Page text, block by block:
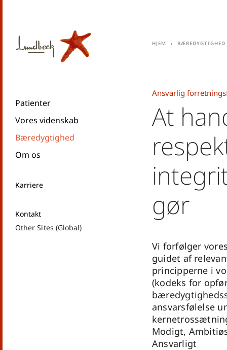
Patienter
Vores videnskab
Bæredygtighed
Om os
Karriere
Kontakt
Other Sites (Global)
Hjem Bæredygtighed
Ansvarlig
At
gør
Vi forfølger
guidet af
principperne i
(kodeks for
ansvarsfølelse
Modigt,
Ansvarligt